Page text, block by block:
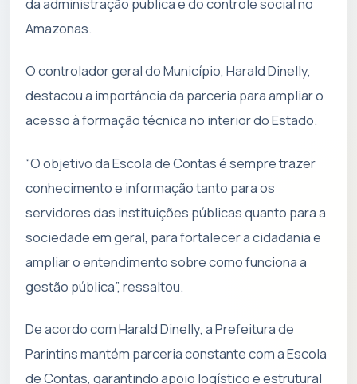
Amazonas.
O controlador geral do Município, Harald Dinelly,
destacou a importância da parceria para ampliar o
acesso à formação técnica no interior do Estado.
“O objetivo da Escola de Contas é sempre trazer
conhecimento e informação tanto para os
servidores das instituições públicas quanto para a
sociedade em geral, para fortalecer a cidadania e
ampliar o entendimento sobre como funciona a
gestão pública”, ressaltou.
De acordo com Harald Dinelly, a Prefeitura de
Parintins mantém parceria constante com a Escola
de Contas, garantindo apoio logístico e estrutural